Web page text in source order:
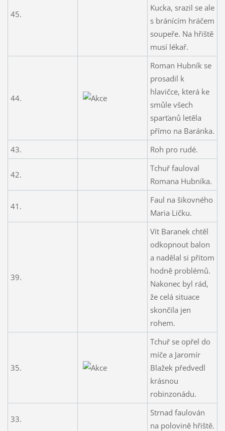
45.
Kucka, srazil se ale
s bránícím hráčem
soupeře. Na hřiště
musí lékař.
44.
Roman Hubník se
prosadil k
hlavičce, která ke
smůle všech
sparťanů letěla
přímo na Baránka.
43.
Roh pro rudé.
42.
Tchuř fauloval
Romana Hubníka.
41.
Faul na šikovného
Maria Ličku.
39.
Vít Baranek chtěl
odkopnout balon
a nadělal si přitom
hodně problémů.
Nakonec byl rád,
že celá situace
skončila jen
rohem.
35.
Tchuř se opřel do
míče a Jaromír
Blažek předvedl
krásnou
robinzonádu.
33.
Strnad faulován
na polovině hřiště.